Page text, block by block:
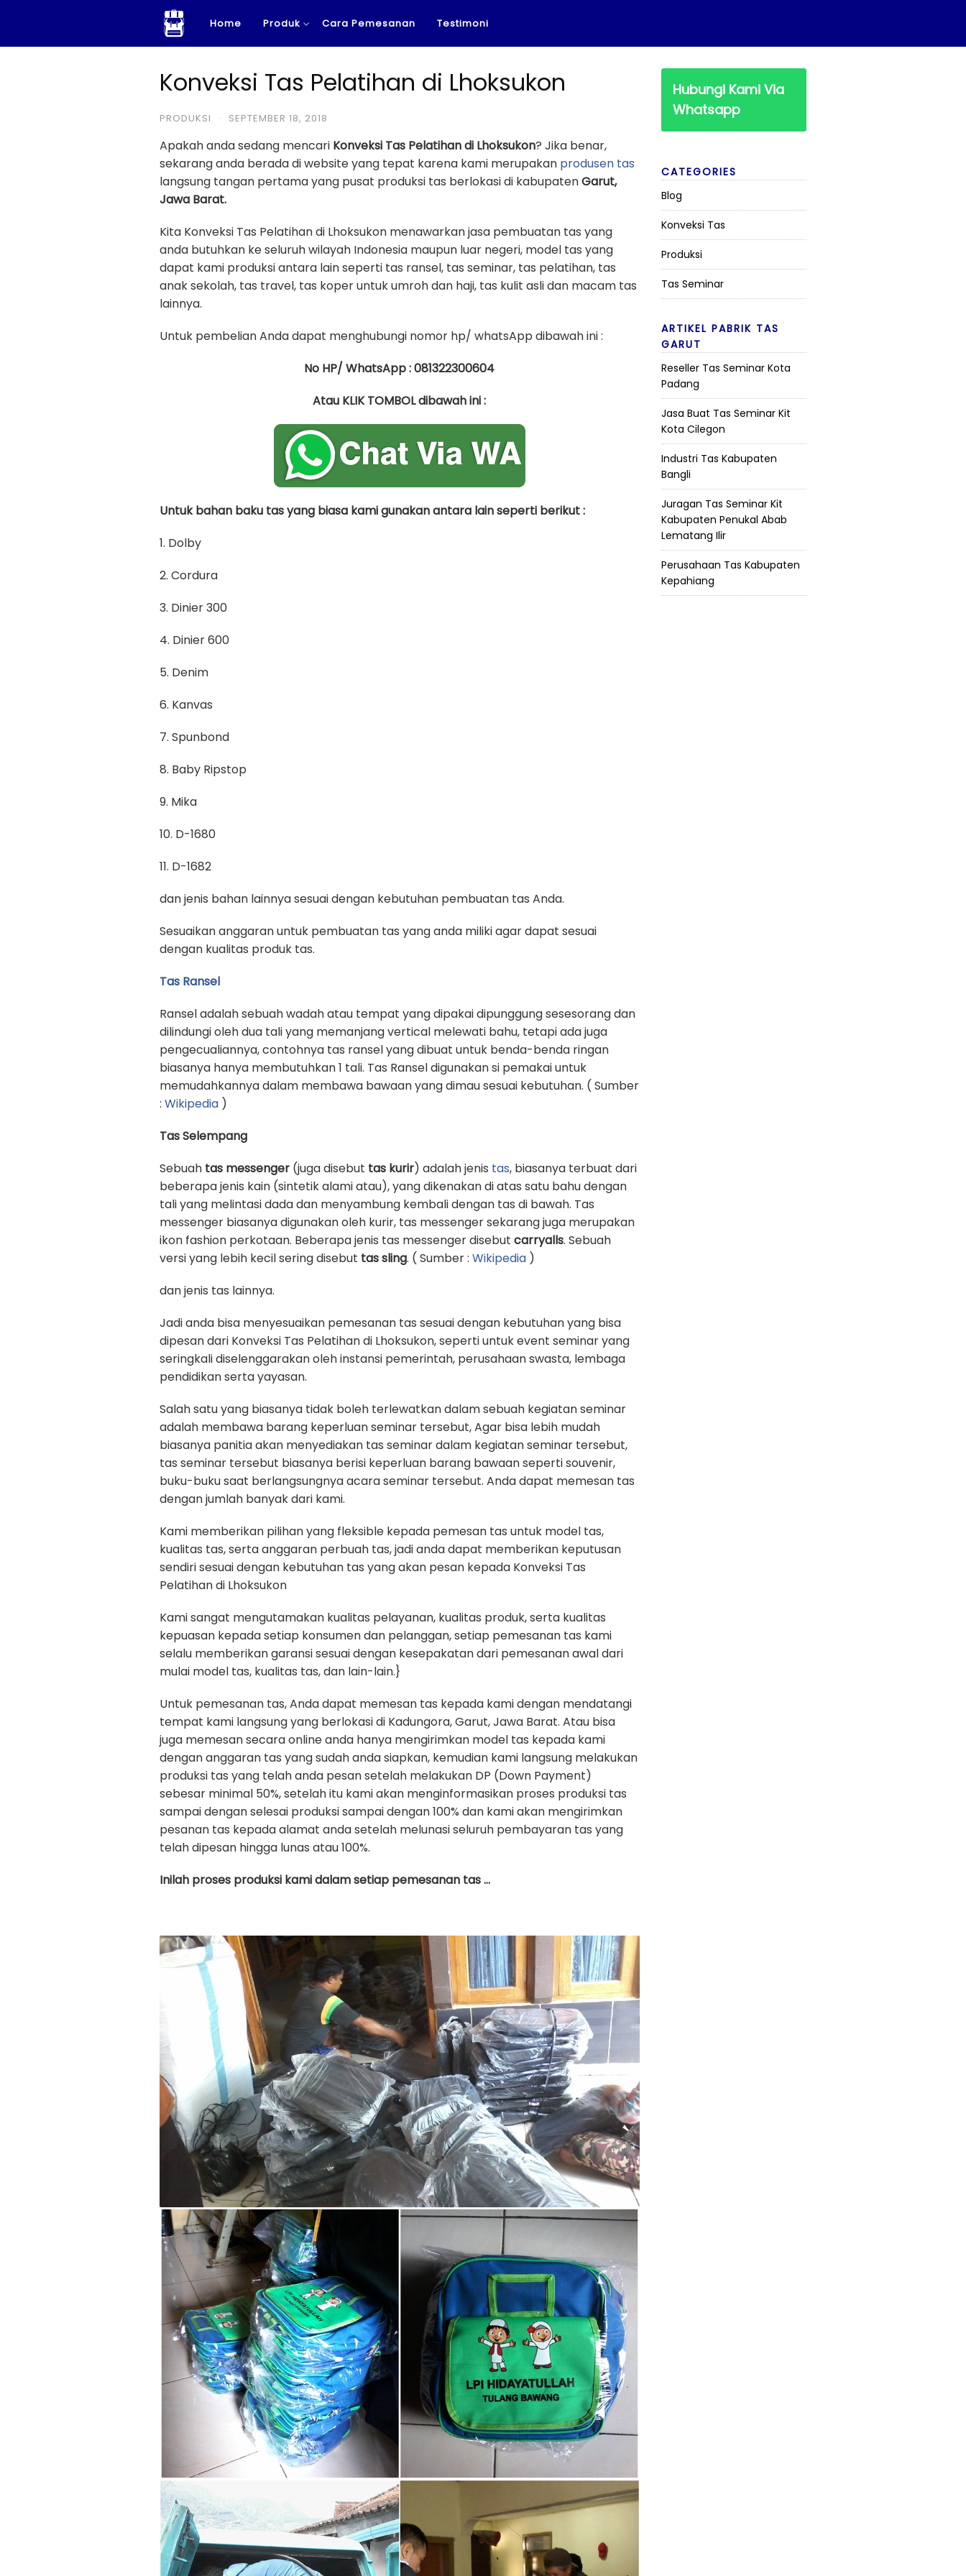
content
Home Produk Cara Pemesanan Testimoni
Konveksi Tas Pelatihan di Lhoksukon
PRODUKSI · SEPTEMBER 18, 2018
Apakah anda sedang mencari Konveksi Tas Pelatihan di Lhoksukon? Jika benar,
sekarang anda berada di website yang tepat karena kami merupakan produsen tas
langsung tangan pertama yang pusat produksi tas berlokasi di kabupatenGarut,
Jawa Barat.
Kita Konveksi Tas Pelatihan di Lhoksukon menawarkan jasa pembuatan tas yang
anda butuhkan ke seluruh wilayah Indonesia maupun luar negeri, model tas yang
dapat kami produksi antara lain seperti tas ransel, tas seminar, tas pelatihan, tas
anak sekolah, tas travel, tas koper untuk umroh dan haji, tas kulit asli dan macam tas
lainnya.
Untuk pembelian Anda dapat menghubungi nomor hp/ whatsApp dibawah ini :
No HP/ WhatsApp : 081322300604
Atau KLIK TOMBOL dibawah ini :
Untuk bahan baku tas yang biasa kami gunakan antara lain seperti berikut :
1. Dolby
2. Cordura
3. Dinier 300
4. Dinier 600
5. Denim
6. Kanvas
7. Spunbond
8. Baby Ripstop
9. Mika
10. D-1680
11. D-1682
dan jenis bahan lainnya sesuai dengan kebutuhan pembuatan tas Anda.
Sesuaikan anggaran untuk pembuatan tas yang anda miliki agar dapat sesuai
dengan kualitas produk tas.
Tas Ransel
Ransel adalah sebuah wadah atau tempat yang dipakai dipunggung sesesorang dan
dilindungi oleh dua tali yang memanjang vertical melewati bahu, tetapi ada juga
pengecualiannya, contohnya tas ransel yang dibuat untuk benda-benda ringan
biasanya hanya membutuhkan 1 tali. Tas Ransel digunakan si pemakai untuk
memudahkannya dalam membawa bawaan yang dimau sesuai kebutuhan. ( Sumber
: Wikipedia )
Tas Selempang
Sebuah tas messenger (juga disebut tas kurir) adalah jenis tas, biasanya terbuat dari
beberapa jenis kain (sintetik alami atau), yang dikenakan di atas satu bahu dengan
tali yang melintasi dada dan menyambung kembali dengan tas di bawah. Tas
messenger biasanya digunakan oleh kurir, tas messenger sekarang juga merupakan
ikon fashion perkotaan. Beberapa jenis tas messenger disebut carryalls. Sebuah
versi yang lebih kecil sering disebut tas sling. ( Sumber : Wikipedia )
dan jenis tas lainnya.
Jadi anda bisa menyesuaikan pemesanan tas sesuai dengan kebutuhan yang bisa
dipesan dari Konveksi Tas Pelatihan di Lhoksukon, seperti untuk event seminar yang
seringkali diselenggarakan oleh instansi pemerintah, perusahaan swasta, lembaga
pendidikan serta yayasan.
Salah satu yang biasanya tidak boleh terlewatkan dalam sebuah kegiatan seminar
adalah membawa barang keperluan seminar tersebut, Agar bisa lebih mudah
biasanya panitia akan menyediakan tas seminar dalam kegiatan seminar tersebut,
tas seminar tersebut biasanya berisi keperluan barang bawaan seperti souvenir,
buku-buku saat berlangsungnya acara seminar tersebut. Anda dapat memesan tas
dengan jumlah banyak dari kami.
Kami memberikan pilihan yang fleksible kepada pemesan tas untuk model tas,
kualitas tas, serta anggaran perbuah tas, jadi anda dapat memberikan keputusan
sendiri sesuai dengan kebutuhan tas yang akan pesan kepada Konveksi Tas
Pelatihan di Lhoksukon
Kami sangat mengutamakan kualitas pelayanan, kualitas produk, serta kualitas
kepuasan kepada setiap konsumen dan pelanggan, setiap pemesanan tas kami
selalu memberikan garansi sesuai dengan kesepakatan dari pemesanan awal dari
mulai model tas, kualitas tas, dan lain-lain.}
Untuk pemesanan tas, Anda dapat memesan tas kepada kami dengan mendatangi
tempat kami langsung yang berlokasi di Kadungora, Garut, Jawa Barat. Atau bisa
juga memesan secara online anda hanya mengirimkan model tas kepada kami
dengan anggaran tas yang sudah anda siapkan, kemudian kami langsung melakukan
produksi tas yang telah anda pesan setelah melakukan DP (Down Payment)
sebesar minimal 50%, setelah itu kami akan menginformasikan proses produksi tas
sampai dengan selesai produksi sampai dengan 100% dan kami akan mengirimkan
pesanan tas kepada alamat anda setelah melunasi seluruh pembayaran tas yang
telah dipesan hingga lunas atau 100%.
Inilah proses produksi kami dalam setiap pemesanan tas …
Hubungi Kami Via
Whatsapp
CATEGORIES
Blog
Konveksi Tas
Produksi
Tas Seminar
ARTIKEL PABRIK TAS
GARUT
Reseller Tas Seminar Kota
Padang
Jasa Buat Tas Seminar Kit
Kota Cilegon
Industri Tas Kabupaten
Bangli
Juragan Tas Seminar Kit
Kabupaten Penukal Abab
Lematang Ilir
Perusahaan Tas Kabupaten
Kepahiang